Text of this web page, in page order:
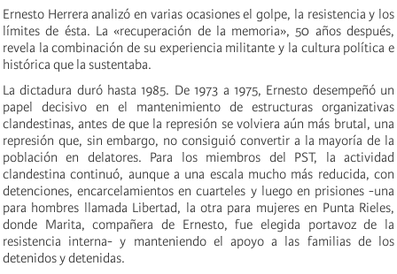
Ernesto Herrera analizó en varias ocasiones el golpe, la resistencia y los
límites de ésta. La «recuperación de la memoria», 50 años después,
revela la combinación de su experiencia militante y la cultura política e
histórica que la sustentaba.
La dictadura duró hasta 1985. De 1973 a 1975, Ernesto desempeñó un
papel decisivo en el mantenimiento de estructuras organizativas
clandestinas, antes de que la represión se volviera aún más brutal, una
represión que, sin embargo, no consiguió convertir a la mayoría de la
población en delatores. Para los miembros del PST, la actividad
clandestina continuó, aunque a una escala mucho más reducida, con
detenciones, encarcelamientos en cuarteles y luego en prisiones -una
para hombres llamada Libertad, la otra para mujeres en Punta Rieles,
donde Marita, compañera de Ernesto, fue elegida portavoz de la
resistencia interna- y manteniendo el apoyo a las familias de los
detenidos y detenidas.